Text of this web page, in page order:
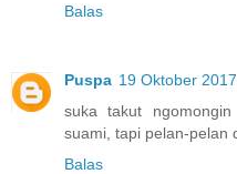
Balas
Puspa 19 Oktober
suka takut
suami, tapi pelan-pelan
Balas